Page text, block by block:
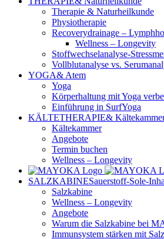
Therapie & Naturheilkunde
Physiotherapie
Recoverydrainage –
Wellness – Longevity
Stoffwechselanalyse-
Vollblutanalyse vs.
YOGA& Atem
Yoga
Körperhaltung mit Yoga
Einführung in SurfYoga
KÄLTETHERAPIE&
Kältekammer
Angebote
Termin buchen
Wellness – Longevity
SALZKABINESauerstoff-Sole-
Salzkabine
Wellness – Longevity
Angebote
Warum die Salzkabine bei
Immunsystem stärken mit